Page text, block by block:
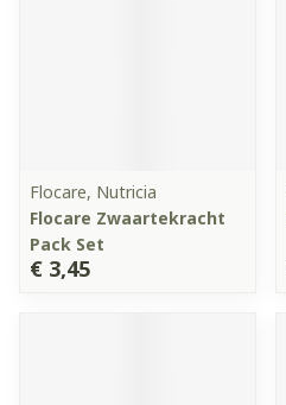
Flocare, Nutricia
Flocare Zwaartekracht
Pack Set
€ 3,45